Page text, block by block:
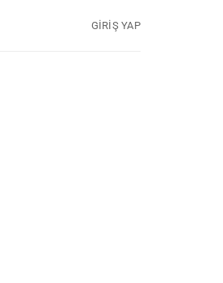
GIRIŞ YAP